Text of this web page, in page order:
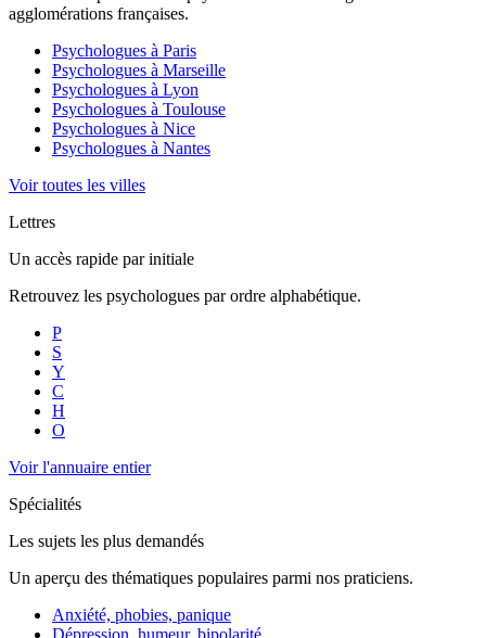
agglomérations françaises.
Psychologues à Paris
Psychologues à Marseille
Psychologues à Lyon
Psychologues à Toulouse
Psychologues à Nice
Psychologues à Nantes
Voir toutes les villes
Lettres
Un accès rapide par initiale
Retrouvez les psychologues par ordre alphabétique.
P
S
Y
C
H
O
Voir l'annuaire entier
Spécialités
Les sujets les plus demandés
Un aperçu des thématiques populaires parmi nos praticiens.
Anxiété, phobies, panique